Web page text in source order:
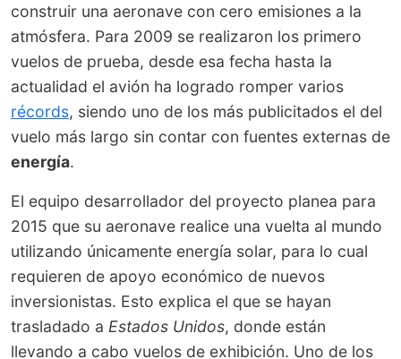
construir una aeronave con cero emisiones a la
atmósfera. Para 2009 se realizaron los primero
vuelos de prueba, desde esa fecha hasta la
actualidad el avión ha logrado romper varios
récords, siendo uno de los más publicitados el del
vuelo más largo sin contar con fuentes externas de
energía.
El equipo desarrollador del proyecto planea para
2015 que su aeronave realice una vuelta al mundo
utilizando únicamente energía solar, para lo cual
requieren de apoyo económico de nuevos
inversionistas. Esto explica el que se hayan
trasladado a Estados Unidos, donde están
llevando a cabo vuelos de exhibición. Uno de los